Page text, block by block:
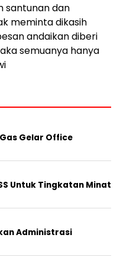
santunan dan
meminta dikasih
andaikan diberi
semuanya hanya
Gelar Office
Untuk Tingkatan Minat
Administrasi